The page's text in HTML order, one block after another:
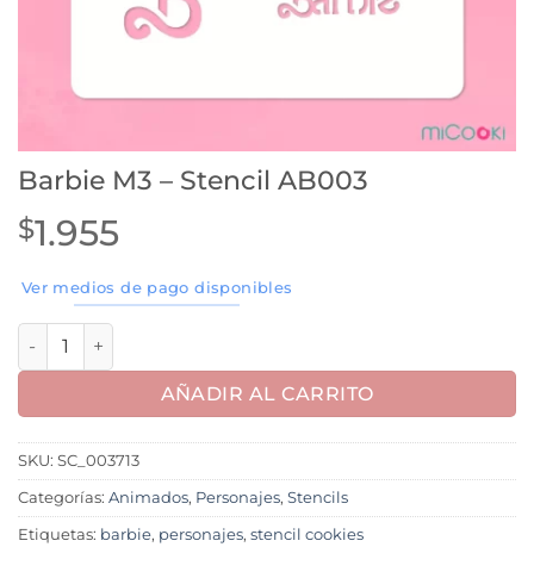
Barbie M3 – Stencil AB003
$1.955
Ver medios de pago disponibles
Barbie M3 - Stencil AB003 cantidad
AÑADIR AL CARRITO
SKU: SC_003713
Categorías: Animados, Personajes, Stencils
Etiquetas: barbie, personajes, stencil cookies